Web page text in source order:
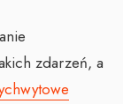
zdarzeń, a